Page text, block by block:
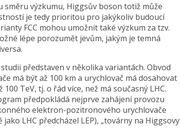
směru výzkumu, Higgsův boson totiž může
je tedy prioritou pro jakýkoliv budoucí
FCC mohou umožnit také výzkum za tzv.
lépe porozumět jevům, jakým je temná
studii představen v několika variantách. Obvod
má být až 100 km a urychlovač má dosahovat
100 TeV, tj. o řád více, než má současný LHC.
předpokládá nejprve zahájení provozu
elektron-pozitronového urychlovače
jako LHC předcházel LEP), „továrny na Higgsovy